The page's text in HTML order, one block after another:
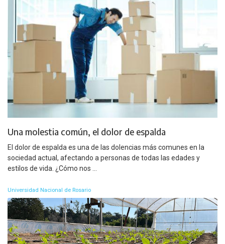
Una molestia común, el dolor de espalda
El dolor de espalda es una de las dolencias más comunes en la
sociedad actual, afectando a personas de todas las edades y
estilos de vida. ¿Cómo nos ...
Universidad Nacional de Rosario